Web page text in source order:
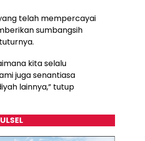
telah mempercayai
sumbangsih
kita selalu
juga senantiasa
lainnya,” tutup